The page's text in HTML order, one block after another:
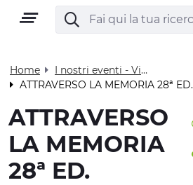
Home
I nostri eventi - Visit Cuneese
ATTRAVERSO LA MEMORIA 28ª ED.
ATTRAVERSO
LA MEMORIA
28ª ED.